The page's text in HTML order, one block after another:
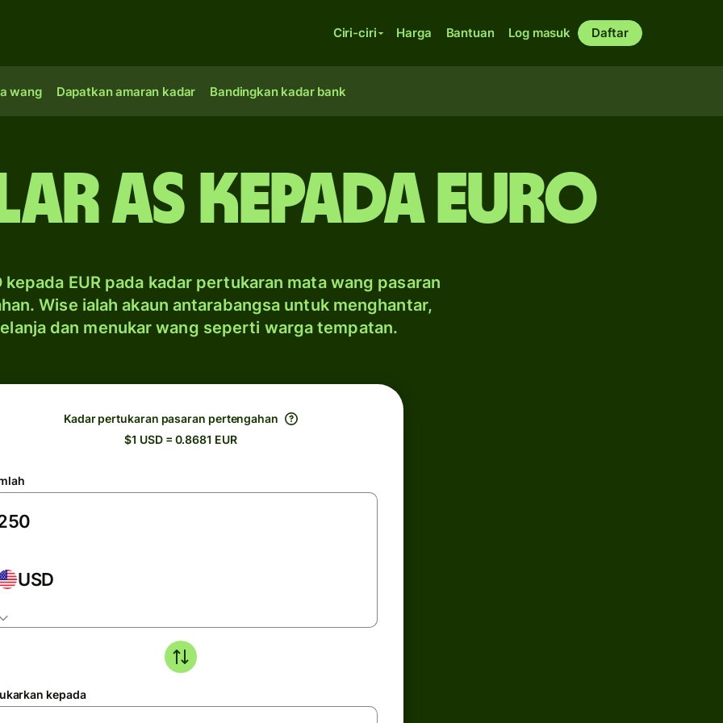
Ciri-ciri Harga Bantuan Log masuk Daftar
wang Dapatkan amaran kadar Bandingkan kadar bank
AS kepada Euro
kepada EUR pada kadar pertukaran mata wang pasaran
Wise ialah akaun antarabangsa untuk menghantar,
dan menukar wang seperti warga tempatan.
Kadar pertukaran pasaran pertengahan
$1 USD = 0.8681 EUR
USD
kepada